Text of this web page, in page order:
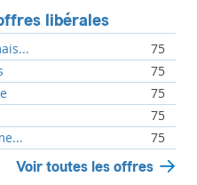
libérales
75
75
75
75
75
Voir toutes les offres